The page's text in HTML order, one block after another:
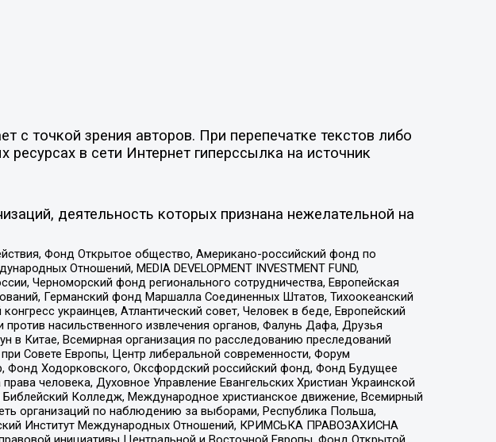
точкой зрения авторов. При перепечатке текстов либо
в сети Интернет гиперссылка на источник
деятельность которых признана нежелательной на
Фонд Открытое общество, Американо-российский фонд по
Отношений, MEDIA DEVELOPMENT INVESTMENT FUND,
Черноморский фонд регионального сотрудничества, Европейская
Германский фонд Маршалла Соединенных Штатов, Тихоокеанский
украинцев, Атлантический совет, Человек в беде, Европейский
насильственного извлечения органов, Фалунь Дафа, Друзья
в Китае, Всемирная организация по расследованию преследований
Совете Европы, Центр либеральной современности, Форум
Фонд Ходорковского, Оксфордский российский фонд, Фонд Будущее
человека, Духовное Управление Евангельских Христиан Украинской
Колледж, Международное христианское движение, Всемирный
организаций по наблюдению за выборами, Республика Польша,
Институт Международных Отношений, КРИМСЬКА ПРАВОЗАХИСНА